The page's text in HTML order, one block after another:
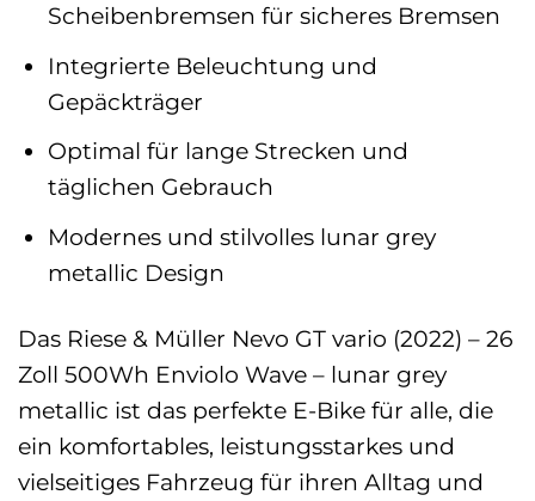
Scheibenbremsen für sicheres Bremsen
Integrierte Beleuchtung und
Gepäckträger
Optimal für lange Strecken und
täglichen Gebrauch
Modernes und stilvolles lunar grey
metallic Design
Das Riese & Müller Nevo GT vario (2022) – 26
Zoll 500Wh Enviolo Wave – lunar grey
metallic ist das perfekte E-Bike für alle, die
ein komfortables, leistungsstarkes und
vielseitiges Fahrzeug für ihren Alltag und